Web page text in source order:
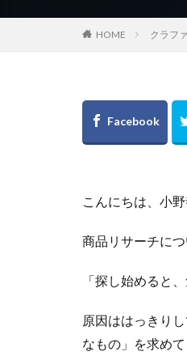
HOME クラフ
こんにちは、小野
商品リサーチに
「探し始めると
原因ははっきりし
なもの」を求め